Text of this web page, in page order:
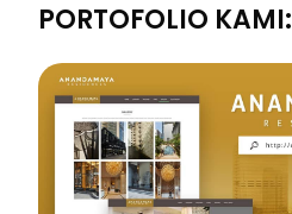
PORTOFOLIO KAMI: